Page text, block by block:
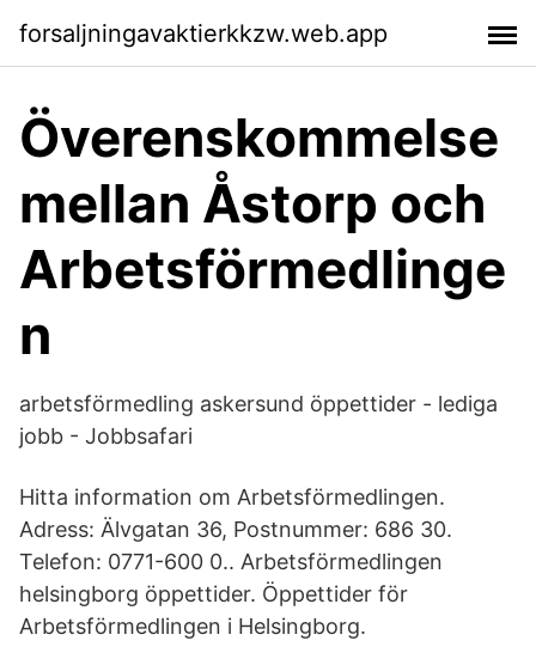
forsaljningavaktierkkzw.web.app
Överenskommelse
mellan Åstorp och
Arbetsförmedlinge
n
arbetsförmedling askersund öppettider - lediga
jobb - Jobbsafari
Hitta information om Arbetsförmedlingen.
Adress: Älvgatan 36, Postnummer: 686 30.
Telefon: 0771-600 0.. Arbetsförmedlingen
helsingborg öppettider. Öppettider för
Arbetsförmedlingen i Helsingborg.